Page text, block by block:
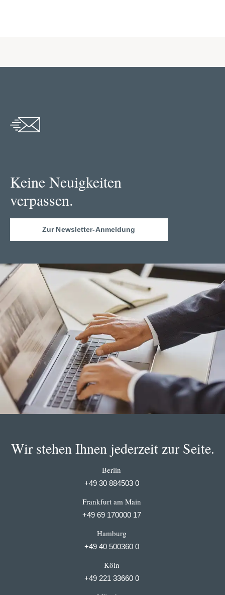
Keine Neuigkeiten
verpassen.
Zur Newsletter-Anmeldung
Wir stehen Ihnen jederzeit zur Seite.
Berlin
+49 30 884503 0
Frankfurt am Main
+49 69 170000 17
Hamburg
+49 40 500360 0
Köln
+49 221 33660 0